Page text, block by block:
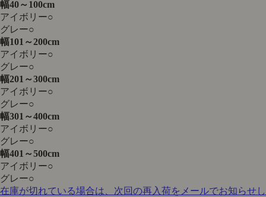
幅40～100cm
アイボリー○
グレー○
幅101～200cm
アイボリー○
グレー○
幅201～300cm
アイボリー○
グレー○
幅301～400cm
アイボリー○
グレー○
幅401～500cm
アイボリー○
グレー○
在庫が切れている場合は、次回の再入荷をメールでお知らせし